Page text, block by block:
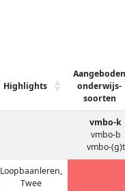
Highlights
Aangeboden
onderwijs-
soorten
vmbo-k
vmbo-b
vmbo-(g)t
Loopbaanleren,
Twee